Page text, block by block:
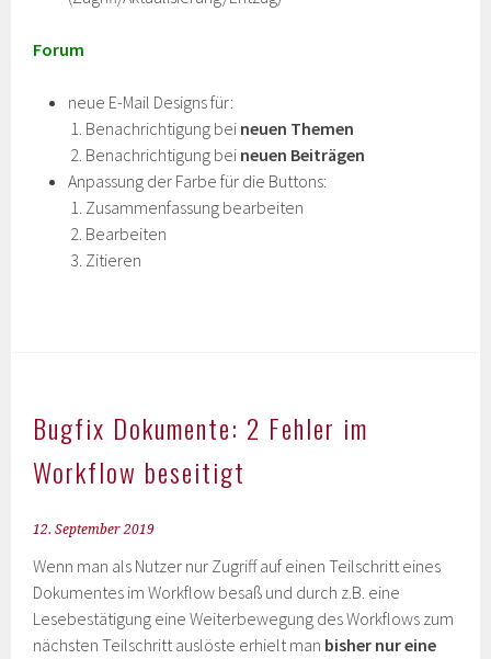
Forum
neue E-Mail Designs für:
Benachrichtigung bei neuen Themen
Benachrichtigung bei neuen Beiträgen
Anpassung der Farbe für die Buttons:
Zusammenfassung bearbeiten
Bearbeiten
Zitieren
Bugfix Dokumente: 2 Fehler im
Workflow beseitigt
12. September 2019
Wenn man als Nutzer nur Zugriff auf einen Teilschritt eines
Dokumentes im Workflow besaß und durch z.B. eine
Lesebestätigung eine Weiterbewegung des Workflows zum
nächsten Teilschritt auslöste erhielt man bisher nur eine